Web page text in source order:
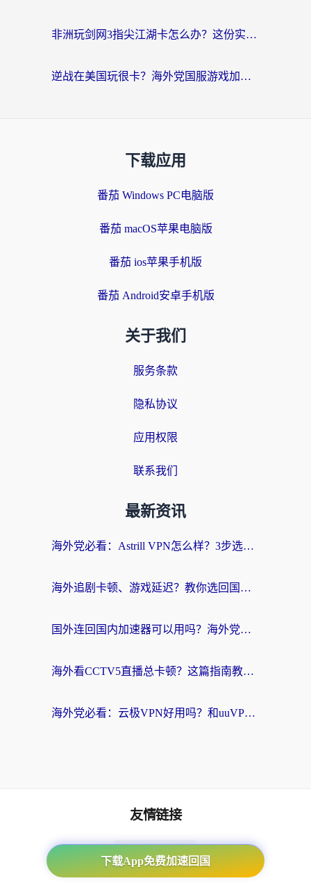
非洲玩剑网3指尖江湖卡怎么办？这份实测有效的国服游戏加速指南请收好
逆战在美国玩很卡？海外党国服游戏加速终极指南（附DNF宝可梦加速技巧）
下载应用
番茄 Windows PC电脑版
番茄 macOS苹果电脑版
番茄 ios苹果手机版
番茄 Android安卓手机版
关于我们
服务条款
隐私协议
应用权限
联系我们
最新资讯
海外党必看：Astrill VPN怎么样？3步选对回国加速器实现无缝刷剧玩游戏
海外追剧卡顿、游戏延迟？教你选回国加速器，附免费加速器试用一小时福利
国外连回国内加速器可以用吗？海外党亲测实用指南，解决追剧游戏卡顿难题
海外看CCTV5直播总卡顿？这篇指南教你选对回国加速器，无缝刷国内资源
海外党必看：云极VPN好用吗？和uuVPN对比哪个回国效果更好？附真实体验+避坑指南
下载App免费加速回国
友情链接
海外回国加速器